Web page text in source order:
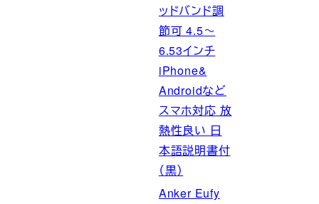
ッドバンド調
節可 4.5～
6.53インチ
iPhone&
Androidなど
スマホ対応 放
熱性良い 日
本語説明書付
（黒）
Anker Eufy